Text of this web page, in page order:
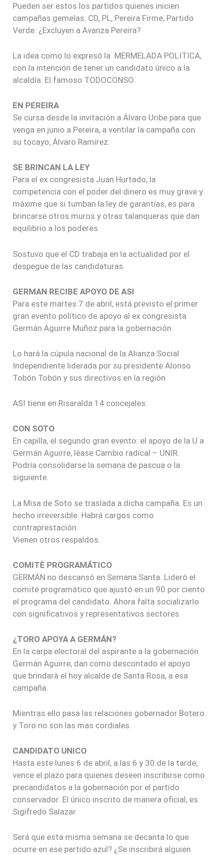
Pueden ser estos los partidos quienes inicien
campañas gemelas: CD, PL, Pereira Firme, Partido
Verde. ¿Excluyen a Avanza Pereira?
La idea como lo expresó la MERMELADA POLITICA,
con la intención de tener un candidato único a la
alcaldía. El famoso TODOCONSO.
EN PEREIRA
Se cursa desde la invitación a Álvaro Uribe para que
venga en junio a Pereira, a ventilar la campaña con
su tocayo, Álvaro Ramírez.
SE BRINCAN LA LEY
Para el ex congresista Juan Hurtado, la
competencia con el poder del dinero es muy grave y
máxime que si tumban la ley de garantías, es para
brincarse otros muros y otras talanqueras que dan
equilibrio a los poderes.
Sostuvo que el CD trabaja en la actualidad por el
despegue de las candidaturas.
GERMAN RECIBE APOYO DE ASI
Para este martes 7 de abril, está previsto el primer
gran evento político de apoyo al ex congresista
Germán Aguirre Muñoz para la gobernación.
Lo hará la cúpula nacional de la Alianza Social
Independiente liderada por su presidente Alonso
Tobón Tobón y sus directivos en la región.
ASI tiene en Risaralda 14 concejales.
CON SOTO
En capilla, el segundo gran evento: el apoyo de la U a
Germán Aguirre, léase Cambio radical – UNIR.
Podría consolidarse la semana de pascua o la
siguiente.
La Misa de Soto se traslada a dicha campaña. Es un
hecho irreversible. Habrá cargos como
contraprestación.
Vienen otros respaldos.
COMITÈ PROGRAMÁTICO
GERMÁN no descansó en Semana Santa. Lideró el
comité programático que ajustó en un 90 por ciento
el programa del candidato. Ahora falta socializarlo
con significativos y representativos sectores.
¿TORO APOYA A GERMÁN?
En la carpa electoral del aspirante a la gobernación
Germán Aguirre, dan como descontado el apoyo
que brindarà el hoy alcalde de Santa Rosa, a esa
campaña.
Mientras ello pasa las relaciones gobernador Botero
y Toro no son las mas cordiales.
CANDIDATO UNICO
Hasta este lunes 6 de abril, a las 6 y 30 de la tarde,
vence el plazo para quienes deseen inscribirse como
precandidatos a la gobernación por el partido
conservador. El único inscrito de manera oficial, es
Sigifredo Salazar.
Será que esta misma semana se decanta lo que
ocurre en ese partido azul? ¿Se inscribirá alguien